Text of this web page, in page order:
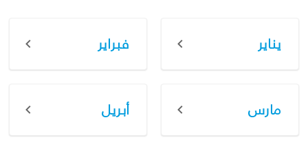
يناير فبراير
مارس أبريل